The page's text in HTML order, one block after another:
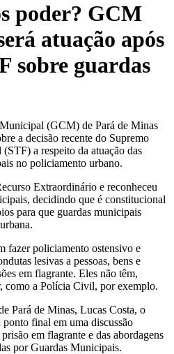
poder? GCM
atuação após
sobre guardas
(GCM) de Pará de Minas
a decisão recente do Supremo
a respeito da atuação das
no policiamento urbano.
Extraordinário e reconheceu
decidindo que é constitucional
para que guardas municipais
fazer policiamento ostensivo e
lesivas a pessoas, bens e
em flagrante. Eles não têm,
como a Polícia Civil, por exemplo.
Pará de Minas, Lucas Costa, o
final em uma discussão
em flagrante e das abordagens
por Guardas Municipais.